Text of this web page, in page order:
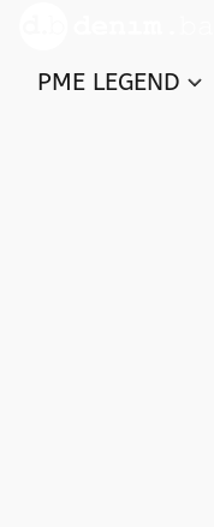
PME LEGEND